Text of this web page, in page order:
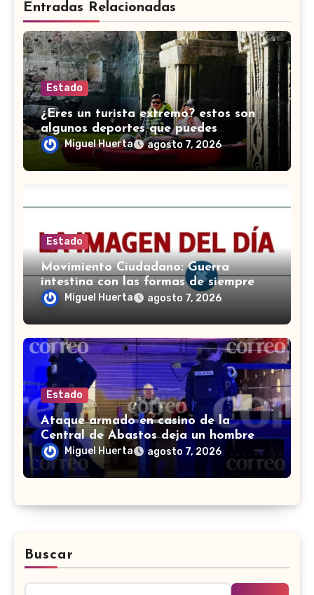
Entradas Relacionadas
Estado
¿Eres un turista extremo? estos son
algunos deportes que puedes
practicar en Guanajuato
Miguel Huerta agosto 7, 2026
Estado
Movimiento Ciudadano: Guerra
intestina con las formas de siempre
Miguel Huerta agosto 7, 2026
Estado
Ataque armado en casino de la
Central de Abastos deja un hombre
muerto en León
Miguel Huerta agosto 7, 2026
Buscar